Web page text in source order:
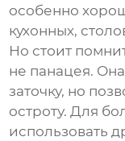
особенно
кухонных,
Но стоит
не панацея.
заточку, но
остроту. Для
использовать